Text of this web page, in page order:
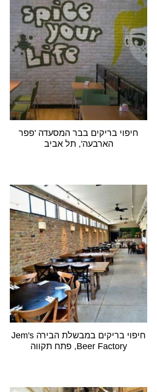
חיפוי בריקים בבר המסעדה 'פפר
הארבעה', תל אביב
חיפוי בריקים במבשלת הבירה Jem's
Beer Factory, פתח תקווה